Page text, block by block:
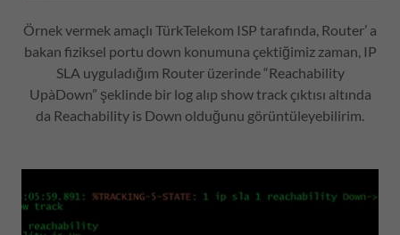
Örnek vermek amaçlı TürkTelekom ISP tarafında, Router’ a
bakan fiziksel portu down konumuna çektiğimiz zaman, IP
SLA uyguladığım Router üzerinde “Reachability
UpàDown” şeklinde bir log alıp show track çıktısı altında
da Reachability is Down olduğunu görüntüleyebilirim.